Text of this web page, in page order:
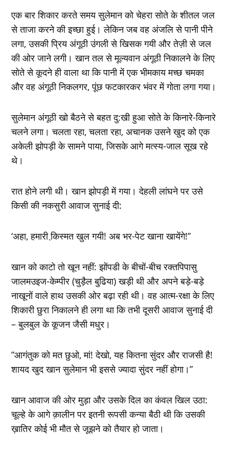
एक बार शिकार करते समय सुलेमान को चेहरा सोते के शीतल जल
से ताजा करने की इच्‍छा हुई। लेकिन जब वह अंजलि से पानी पीने
लगा, उसकी प्रिय अंगूठी उंगली से खिसक गयी और तेज़ी से जल
की ओर जाने लगी। खान तल से मूल्‍यवान अंगूठी निकालने के लिए
सोते से कूदने ही वाला था कि पानी में एक भीमकाय मच्‍छ चमका
और वह अंगूठी निकलगर, पूंछ फटकारकर भंवर में गोता लगा गया।
सुलेमान अंगूठी खो बैठने से बहत दु:खी हुआ सोते के किनारे-किनारे
चलने लगा। चलता रहा, चलता रहा, अचानक उसने खुद को एक
अकेली झोपड़ी के सामने पाया, जिसके आगे मत्‍स्‍य-जाल सूख रहे
थे।
रात होने लगी थी। खान झोपड़ी में गया। देहली लांघने पर उसे
किसी की नकसुरी आवाज सुनाई दी:
‘अहा, हमारी कि़स्‍मत खुल गयी! अब भर-पेट खाना खायेंगे!”
खान को काटो तो खून नहीं: झोंपडी के बीचों-बीच रक्‍तपिपासु
जालमउइज-केम्‍पीर (चुड़ैल बुढि़या) खड़ी थी और अपने बड़े-बड़े
नाखूनों वाले हाथ उसकी ओर बढ़ा रही थी। वह आत्‍म-रक्षा के लिए
शिकारी छुरा निकालने ही लगा था कि तभी दूसरी आवाज सुनाई दी
– बुलबुल के कूजन जैसी मधुर।
”आगंतुक को मत छुओ, मां! देखो, यह कितना सुंदर और राजसी है!
शायद खुद खान सुलेमान भी इससे ज्‍यादा सुंदर नहीं होगा।”
खान आवाज की ओर मुड़ा और उसके दिल का कंवल खिल उठा:
चूल्‍हे के आगे क़ालीन पर इतनी रूपसी कन्‍या बैठी थी कि उसकी
ख़ातिर कोई भी मौत से जूझने को तैयार हो जाता।